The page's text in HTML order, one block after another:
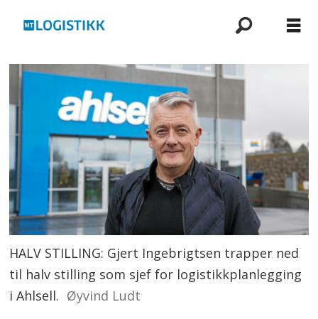
HALV STILLING: Gjert Ingebrigtsen trapper ned
til halv stilling som sjef for logistikkplanlegging
i Ahlsell. Øyvind Ludt